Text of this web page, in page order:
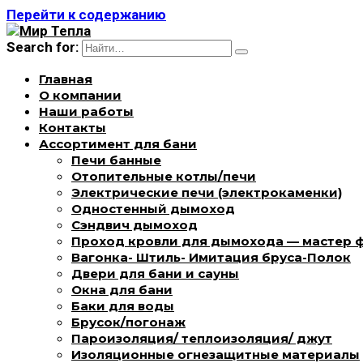
Перейти к содержанию
Search for:
Главная
О компании
Наши работы
Контакты
Ассортимент для бани
Печи банные
Отопительные котлы/печи
Электрические печи (электрокаменки)
Одностенный дымоход
Сэндвич дымоход
Проход кровли для дымохода — мастер
Вагонка- Штиль- Имитация бруса-Полок
Двери для бани и сауны
Окна для бани
Баки для воды
Брусок/погонаж
Пароизоляция/ теплоизоляция/ джут
Изоляционные огнезащитные материалы